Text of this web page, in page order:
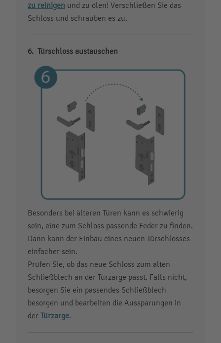
zu reinigen und zu ölen! Verschließen Sie das
Schloss und schrauben es zu.
Türschloss austauschen
Besonders bei älteren Türen kann es schwierig
sein, eine zum Schloss passende Feder zu finden.
Dann kann der Einbau eines neuen Türschlosses
einfacher sein.
Prüfen Sie, ob das neue Schloss zum alten
Schließblech an der Türzarge passt. Falls nicht,
besorgen Sie ein passendes Schließblech
besorgen und bearbeiten die Aussparungen in
der Türzarge.